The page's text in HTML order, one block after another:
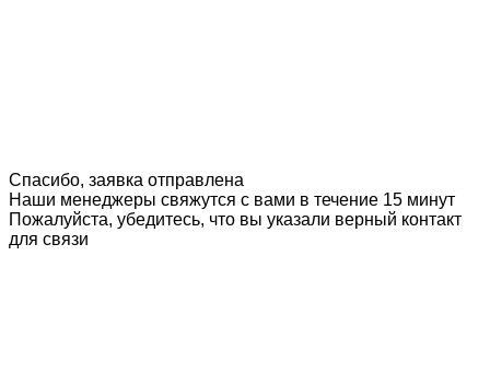
Спасибо, заявка отправлена
Наши менеджеры свяжутся с вами в течение 15 минут
Пожалуйста, убедитесь, что вы указали верный контакт
для связи